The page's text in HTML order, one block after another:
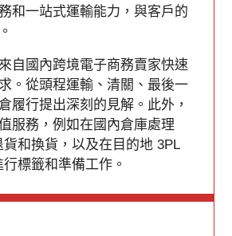
和一站式運輸能力，與客戶的
自國內跨境電子商務賣家快速
。從頭程運輸、清關、最後一
履行提出深刻的見解。此外，
服務，例如在國內倉庫處理
貨和換貨，以及在目的地 3PL
標籤和準備工作。